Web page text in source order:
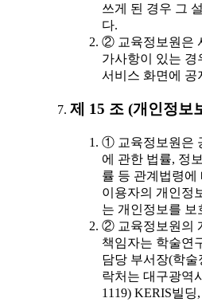
쓰게 된 경우 그
다.
② 교육정보원은
가사항이 있는 경
서비스 화면에 공
제 15 조 (개인정보
① 교육정보원은
에 관한 법률, 정
률 등 관계법령에
이용자의 개인정
는 개인정보를 보
② 교육정보원의
책임자는 학술연
담당 부서장(학술
락처는 대구광역
1119) KERIS빌딩